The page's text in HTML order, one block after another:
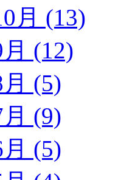
月 (13)
(12)
(5)
(9)
(5)